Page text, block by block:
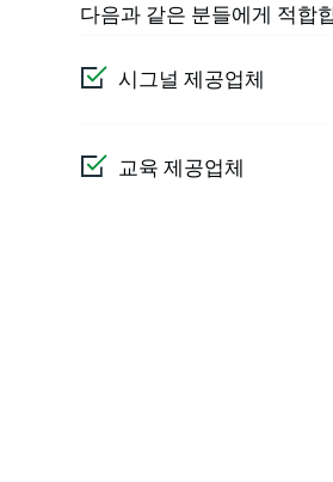
다음과 같은 분들에게 적합
시그널 제공업체
교육 제공업체